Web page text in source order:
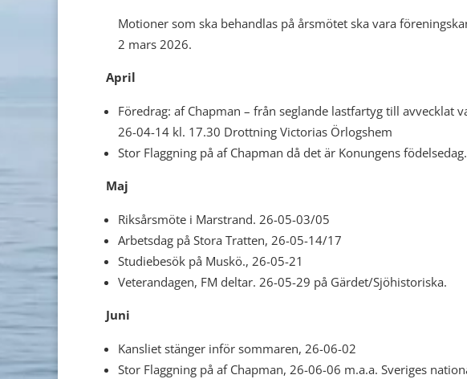
Motioner som ska behandlas på årsmötet ska vara
2 mars 2026.
April
Föredrag: af Chapman – från seglande lastfartyg till avvecklat
26-04-14 kl. 17.30 Drottning Victorias Örlogshem
Stor Flaggning på af Chapman då det är Konungens
Maj
Riksårsmöte i Marstrand. 26-05-03/05
Arbetsdag på Stora Tratten, 26-05-14/17
Studiebesök på Muskö., 26-05-21
Veterandagen, FM deltar. 26-05-29 på Gärdet/Sjöhistoriska.
Juni
Kansliet stänger inför sommaren, 26-06-02
Stor Flaggning på af Chapman, 26-06-06 m.a.a. Sveriges